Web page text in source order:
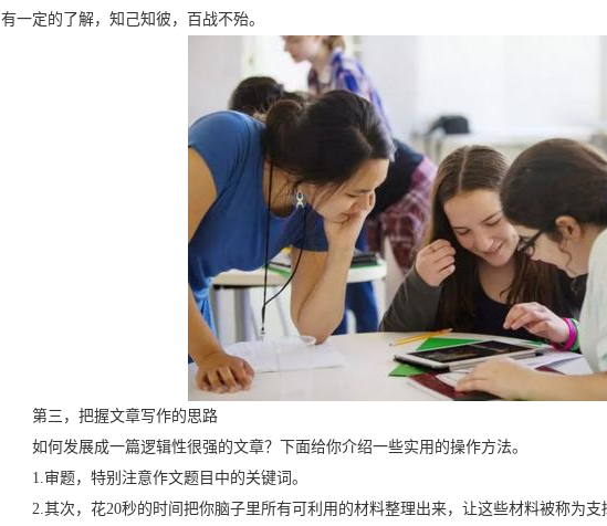
有一定的了解，知己知彼，百战不殆。
第三，把握文章写作的思路
如何发展成一篇逻辑性很强的文章？下面给你介绍一些实用的操作方法。
1.审题，特别注意作文题目中的关键词。
2.其次，花20秒的时间把你脑子里所有可利用的材料整理出来，让这些材料被称为支